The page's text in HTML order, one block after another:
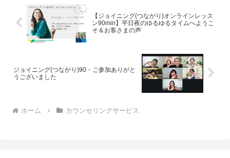
【ジョイニング(つながり)オンラインレッス
ン90min】平日夜のゆるゆるタイムへようこ
そ＆お客さまの声
ジョイニング(つながり)90・ご参加ありがと
うございました
ホーム カウンセリングサービス